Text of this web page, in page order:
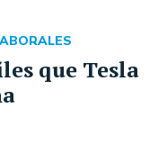
que Tesla